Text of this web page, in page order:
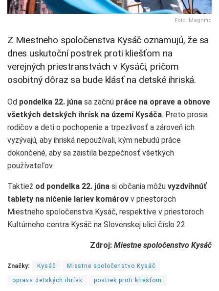
Foto: Magnific
Z Miestneho spoločenstva Kysáč oznamujú, že sa
dnes uskutoční postrek proti kliešťom na
verejných priestranstvách v Kysáči, pričom
osobitný dôraz sa bude klásť na detské ihriská.
Od pondelka 22. júna sa začnú práce na oprave a obnove
všetkých detských ihrísk na území Kysáča. Preto prosia
rodičov a deti o pochopenie a trpezlivosť a zároveň ich
vyzývajú, aby ihriská nepoužívali, kým nebudú práce
dokončené, aby sa zaistila bezpečnosť všetkých
používateľov.
Taktiež od pondelka 22. júna si občania môžu vyzdvihnúť
tablety na ničenie lariev komárov v priestoroch
Miestneho spoločenstva Kysáč, respektíve v priestoroch
Kultúrneho centra Kysáč na Slovenskej ulici číslo 22.
Zdroj: Miestne spoločenstvo Kysáč
Značky: Kysáč Miestne spoločenstvo Kysáč
oprava detských ihrísk postrek proti kliešťom